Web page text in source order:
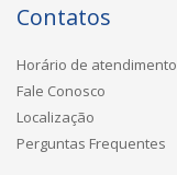
Contatos
Horário de atendimento
Fale Conosco
Localização
Perguntas Frequentes